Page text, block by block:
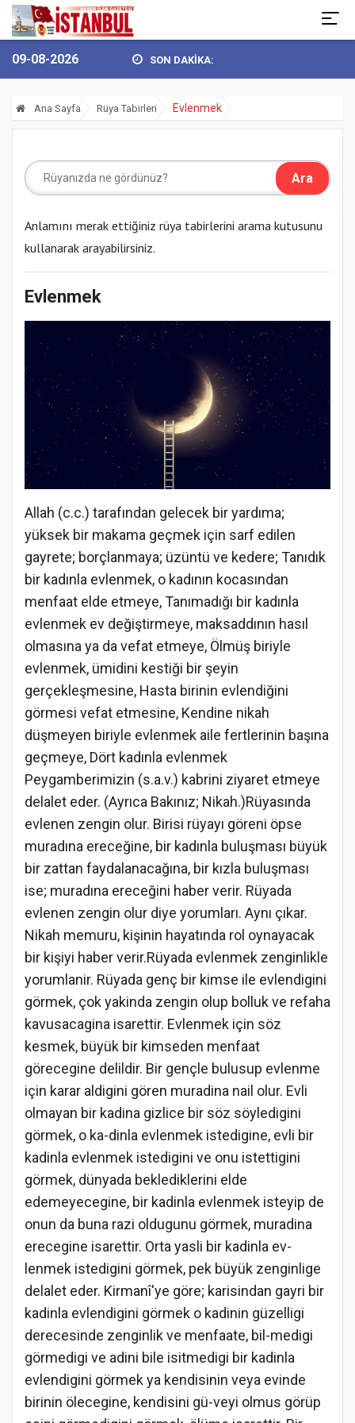
09-08-2026 SON DAKİKA:
Ana Sayfa Rüya Tabirleri Evlenmek
Anlamını merak ettiğiniz rüya tabirlerini arama kutusunu
kullanarak arayabilirsiniz.
Evlenmek
Allah (c.c.) tarafından gelecek bir yardıma;
yüksek bir makama geçmek için sarf edilen
gayrete; borçlanmaya; üzüntü ve kedere; Tanıdık
bir kadınla evlenmek, o kadının kocasından
menfaat elde etmeye, Tanımadığı bir kadınla
evlenmek ev değiştirmeye, maksaddının hasıl
olmasına ya da vefat etmeye, Ölmüş biriyle
evlenmek, ümidini kestiği bir şeyin
gerçekleşmesine, Hasta birinin evlendiğini
görmesi vefat etmesine, Kendine nikah
düşmeyen biriyle evlenmek aile fertlerinin başına
geçmeye, Dört kadınla evlenmek
Peygamberimizin (s.a.v.) kabrini ziyaret etmeye
delalet eder. (Ayrıca Bakınız; Nikah.)Rüyasında
evlenen zengin olur. Birisi rüyayı göreni öpse
muradına ereceğine, bir kadınla buluşması büyük
bir zattan faydalanacağına, bir kızla buluşması
ise; muradına ereceğini haber verir. Rüyada
evlenen zengin olur diye yorumları. Aynı çıkar.
Nikah memuru, kişinin hayatında rol oynayacak
bir kişiyi haber verir.Rüyada evlenmek zenginlikle
yorumlanir. Rüyada genç bir kimse ile evlendigini
görmek, çok yakinda zengin olup bolluk ve refaha
kavusacagina isarettir. Evlenmek için söz
kesmek, büyük bir kimseden menfaat
görecegine delildir. Bir gençle bulusup evlenme
için karar aldigini gören muradina nail olur. Evli
olmayan bir kadina gizlice bir söz söyledigini
görmek, o ka-dinla evlenmek istedigine, evli bir
kadinla evlenmek istedigini ve onu istettigini
görmek, dünyada beklediklerini elde
edemeyecegine, bir kadinla evlenmek isteyip de
onun da buna razi oldugunu görmek, muradina
erecegine isarettir. Orta yasli bir kadinla ev-
lenmek istedigini görmek, pek büyük zenginlige
delalet eder. Kirmanî'ye göre; karisindan gayri bir
kadinla evlendigini görmek o kadinin güzelligi
derecesinde zenginlik ve menfaate, bil-medigi
görmedigi ve adini bile isitmedigi bir kadinla
evlendigini görmek ya kendisinin veya evinde
birinin ölecegine, kendisini gü-veyi olmus görüp